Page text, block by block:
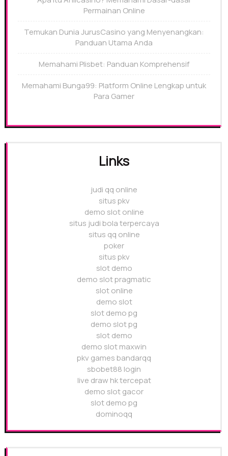
Permainan Online
Temukan Dunia JurusCasino yang Menyenangkan:
Panduan Utama Anda
Memahami Plisbet: Panduan Komprehensif
Memahami Bunga99: Platform Online Lengkap untuk
Para Gamer
Links
judi qq online
situs pkv
demo slot online
situs judi bola terpercaya
situs qq online
poker
situs pkv
slot demo
demo slot pragmatic
slot online
demo slot
slot demo pg
demo slot pg
slot demo
demo slot maxwin
pkv games bandarqq
sbobet88 login
live draw hk tercepat
demo slot gacor
slot demo pg
dominoqq